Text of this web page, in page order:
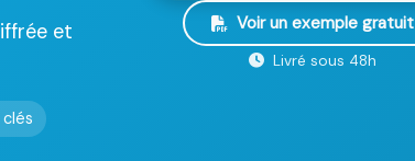
et
Voir un exemple gratuit
Livré sous 48h